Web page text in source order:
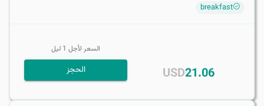
breakfast
21.06
USD
السعر لأجل 1 ليل
الحجز